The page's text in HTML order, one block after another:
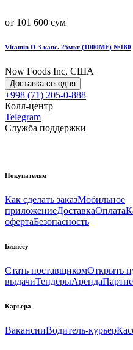
от 101 600 сум
Vitamin D-3 капс. 25мкг (1000МЕ) №180
Now Foods Inc, США
Доставка сегодня
+998 (71) 205-0-888
Колл-центр
Telegram
Служба поддержки
Покупателям
Как сделать заказМобильное
приложениеДоставкаОплата
офертаБезопасность
Бизнесу
Стать поставщикомОткрыть
выдачиТендерыАренда
Карьера
ВакансииВодитель-курьер